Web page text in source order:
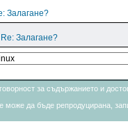
Залагане?
Re: Залагане?
за съдържанието и
може да бъде репродуцирана,